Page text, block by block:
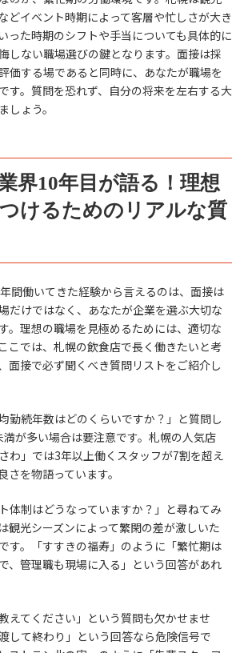
どイベント時期によって客層や忙しさが大き
った時期のシフトや手当についても具体的に
しない職場選びの鍵となります。面接は採
価する場であると同時に、あなたが職場を
す。質問を恐れず、自分の将来を左右する大
しょう。
界10年目が語る！理想
けるためのリアルな質
間働いてきた経験から言えるのは、面接は
だけではなく、あなたが企業を選ぶ大切な
。理想の職場を見極めるためには、適切な
こでは、札幌の飲食店で長く働きたいと考
面接で必ず聞くべき質問リストをご紹介し
勤続年数はどのくらいですか？」と質問し
が多い場合は要注意です。札幌の人気店
わ」では3年以上働くスタッフが7割を超え
さを物語っています。
体制はどうなっていますか？」と尋ねてみ
観光シーズンによって繁閑の差が激しいた
す。「すすきの福寿」のように「繁忙期は
、管理職も現場に入る」という回答があれ
えてください」という質問も欠かせませ
して終わり」という回答なら危険信号で